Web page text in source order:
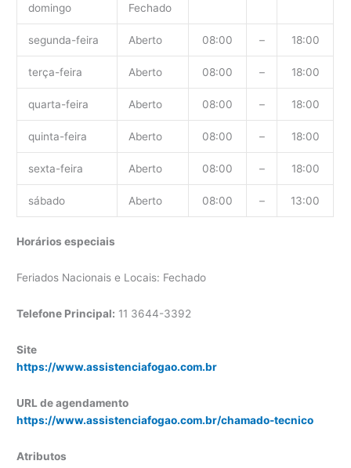
domingo Fechado
segunda-feira Aberto 08:00 – 18:00
terça-feira Aberto 08:00 – 18:00
quarta-feira Aberto 08:00 – 18:00
quinta-feira Aberto 08:00 – 18:00
sexta-feira Aberto 08:00 – 18:00
sábado Aberto 08:00 – 13:00
Horários especiais
Feriados Nacionais e Locais: Fechado
Telefone Principal: 11 3644-3392
Site
https://www.assistenciafogao.com.br
URL de agendamento
https://www.assistenciafogao.com.br/chamado-tecnico
Atributos